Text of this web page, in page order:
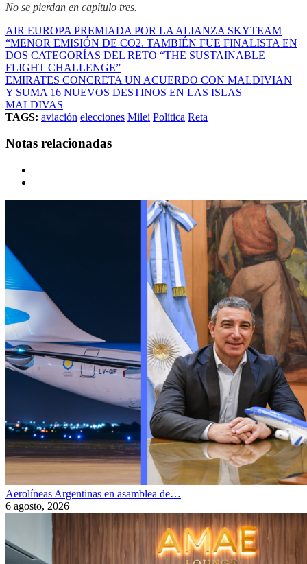
No se pierdan en capítulo tres.
AIR EUROPA PREMIADA POR LA ALIANZA SKYTEAM
“MENOR EMISIÓN DE CO2. TAMBIÉN FUE FINALISTA EN
DOS CATEGORÍAS DEL RETO “THE SUSTAINABLE
FLIGHT CHALLENGE”
EMIRATES CONCRETA UN ACUERDO CON MALDIVIAN
Y SUMA 16 NUEVOS DESTINOS EN LAS ISLAS
MALDIVAS
TAGS: aviación elecciones Milei Política Reta
Notas relacionadas
Aerolíneas Argentinas en asamblea de…
6 agosto, 2026